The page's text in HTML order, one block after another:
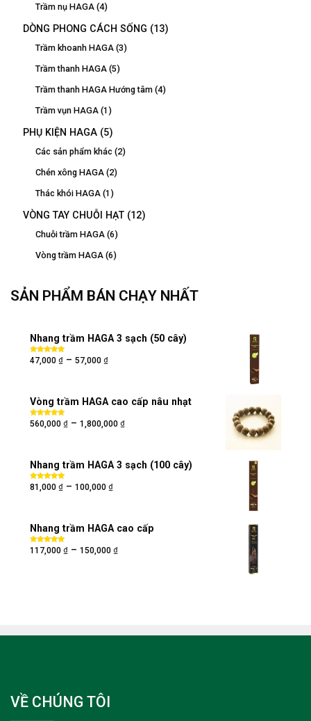
Trầm nụ HAGA (4)
DÒNG PHONG CÁCH SỐNG (13)
Trầm khoanh HAGA (3)
Trầm thanh HAGA (5)
Trầm thanh HAGA Hướng tâm (4)
Trầm vụn HAGA (1)
PHỤ KIỆN HAGA (5)
Các sản phẩm khác (2)
Chén xông HAGA (2)
Thác khói HAGA (1)
VÒNG TAY CHUỖI HẠT (12)
Chuỗi trầm HAGA (6)
Vòng trầm HAGA (6)
SẢN PHẨM BÁN CHẠY NHẤT
Nhang trầm HAGA 3 sạch (50 cây)
Được xếp
hạng 5.005
47,000 ₫ – 57,000 ₫
Vòng trầm HAGA cao cấp nâu nhạt
Được xếp
hạng5.005
560,000 ₫ – 1,800,000 ₫
Nhang trầm HAGA 3 sạch (100 cây)
Được xếp
hạng 5.005
81,000 ₫ – 100,000 ₫
Nhang trầm HAGA cao cấp
Được xếp
hạng5.005
117,000 ₫ – 150,000 ₫
VỀ CHÚNG TÔI